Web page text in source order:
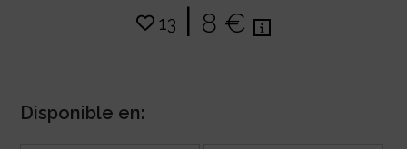
13 | 8 €
Disponible en: